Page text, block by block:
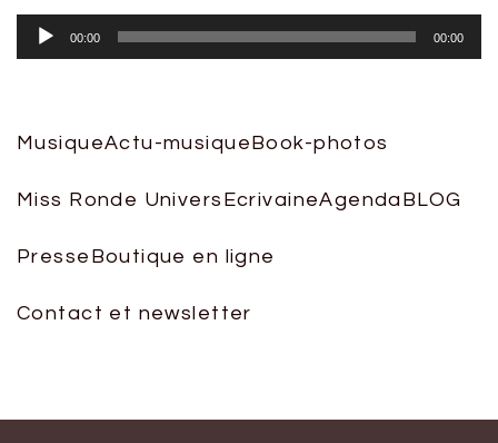
00:00 00:00
MusiqueActu-musiqueBook-photos
Miss Ronde Univers EcrivaineAgenda BLOG
Presse Boutique en ligne
Contact et newsletter